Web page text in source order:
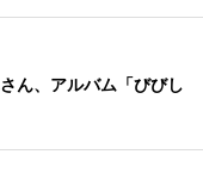
ん、アルバム「びびし